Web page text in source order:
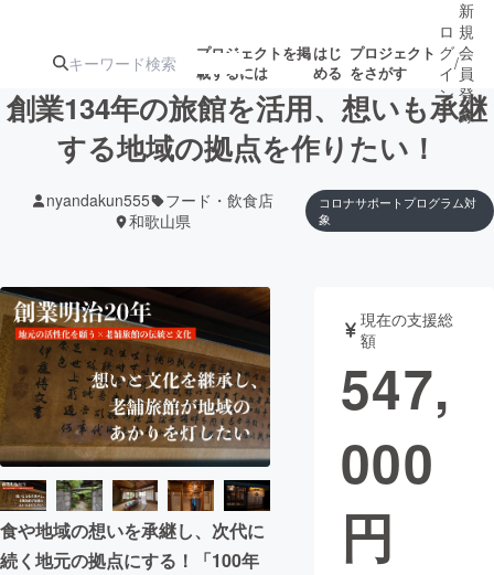
プロジェクトを掲
載するには
はじ
める
プロジェクト
をさがす
ジェクト
ターン
注目の新着プロ
ジェクト
募集終了が近いプ
ロジェクト
もうすぐ公開
されます
アート・写真
テクノロジー・ガジェット
映像・映画 書籍・雑誌
ビジネス・起業 チャレンジ
まちづくり・地域活性化
ロ
グ
イ
ン
/
新
規
会
員
登
録
創業134年の旅館を活用、想いも承継
する地域の拠点を作りたい！
nyandakun555
フード・飲食店
和歌山県
コロナサポートプログラム対
象
食や地域の想いを承継し、次代に
続く地元の拠点にする！「100年
現在の支援総
額
547,
000
円